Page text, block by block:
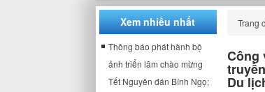
Xem nhiều nhất
Thông báo phát hành bộ
ảnh triển lãm chào mừng
Tết Nguyên đán Bính Ngọ;
Trang
Công
Du